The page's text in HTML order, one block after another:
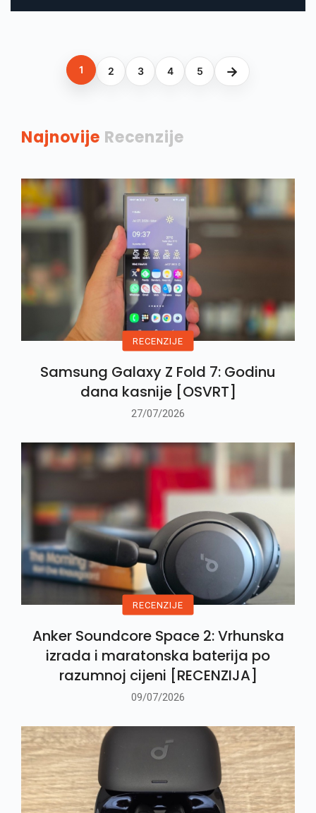
1 2 3 4 5 →
Najnovije Recenzije
RECENZIJE
Samsung Galaxy Z Fold 7: Godinu
dana kasnije [OSVRT]
27/07/2026
RECENZIJE
Anker Soundcore Space 2: Vrhunska
izrada i maratonska baterija po
razumnoj cijeni [RECENZIJA]
09/07/2026